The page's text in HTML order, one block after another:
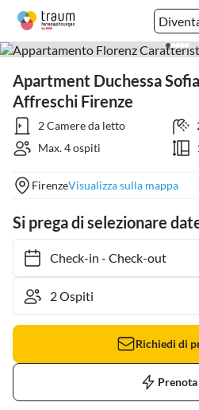
Apartment Duchessa
Affreschi Firenze
2 Camere da letto
Max. 4 ospiti
FirenzeVisualizza sulla mappa
Si prega di selezionare
Check-in- Check-out
Richiedi di